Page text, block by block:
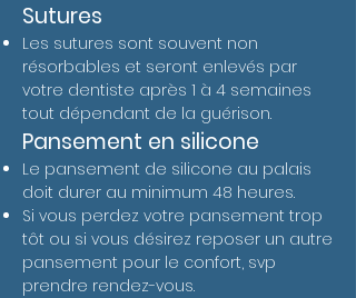
Sutures
Les sutures sont souvent non
résorbables et seront enlevés par
votre dentiste après 1 à 4 semaines
tout dépendant de la guérison.
Pansement en silicone
Le pansement de silicone au palais
doit durer au minimum 48 heures.
Si vous perdez votre pansement trop
tôt ou si vous désirez reposer un autre
pansement pour le confort, svp
prendre rendez-vous.